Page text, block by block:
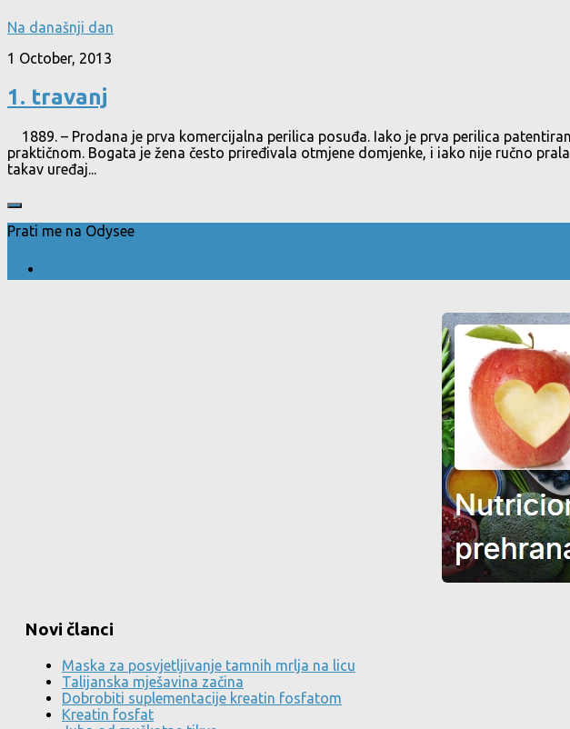
Na današnji dan
1 October, 2013
1. travanj
1889. – Prodana je prva komercijalna perilica posuđa. Iako je prva perilica
praktičnom. Bogata je žena često priređivala otmjene domjenke, i iako nije ručno
takav uređaj...
Prati me na Odysee
Novi članci
Maska za posvjetljivanje tamnih mrlja na licu
Talijanska mješavina začina
Dobrobiti suplementacije kreatin fosfatom
Kreatin fosfat